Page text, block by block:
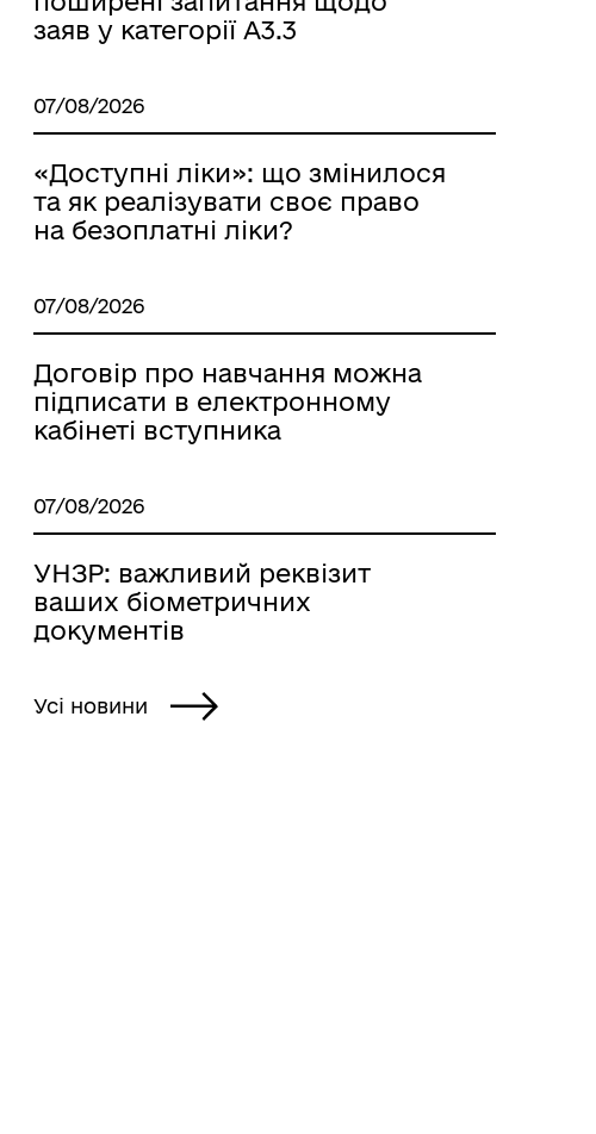
Контакти для ветеранів війни
з числа ВПО
заяв у категорії А3.3
07/08/2026
«Доступні ліки»: що змінилося
та як реалізувати своє право
на безоплатні ліки?
07/08/2026
Договір про навчання можна
підписати в електронному
кабінеті вступника
07/08/2026
УНЗР: важливий реквізит
ваших біометричних
документів
Усі новини